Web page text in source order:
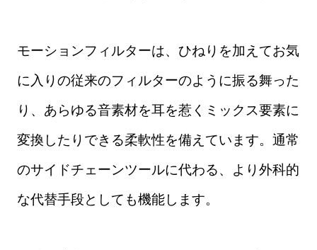
モーションフィルターは、ひねりを加えてお気
に入りの従来のフィルターのように振る舞った
り、あらゆる音素材を耳を惹くミックス要素に
変換したりできる柔軟性を備えています。通常
のサイドチェーンツールに代わる、より外科的
な代替手段としても機能します。